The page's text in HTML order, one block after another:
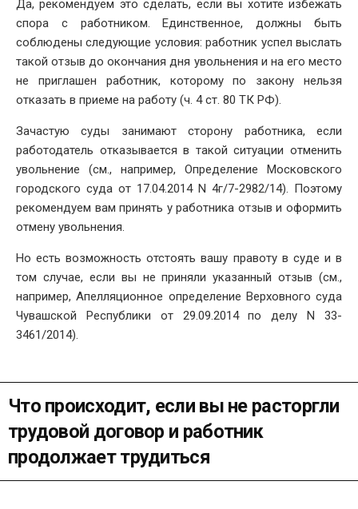
Да, рекомендуем это сделать, если вы хотите избежать
спора с работником. Единственное, должны быть
соблюдены следующие условия: работник успел выслать
такой отзыв до окончания дня увольнения и на его место
не приглашен работник, которому по закону нельзя
отказать в приеме на работу (ч. 4 ст. 80 ТК РФ).
Зачастую суды занимают сторону работника, если
работодатель отказывается в такой ситуации отменить
увольнение (см., например, Определение Московского
городского суда от 17.04.2014 N 4г/7-2982/14). Поэтому
рекомендуем вам принять у работника отзыв и оформить
отмену увольнения.
Но есть возможность отстоять вашу правоту в суде и в
том случае, если вы не приняли указанный отзыв (см.,
например, Апелляционное определение Верховного суда
Чувашской Республики от 29.09.2014 по делу N 33-
3461/2014).
Что происходит, если вы не расторгли
трудовой договор и работник
продолжает трудиться